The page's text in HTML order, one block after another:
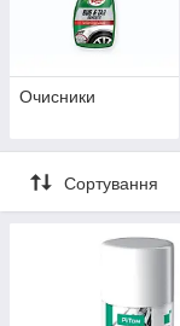
Очисники
Сортування